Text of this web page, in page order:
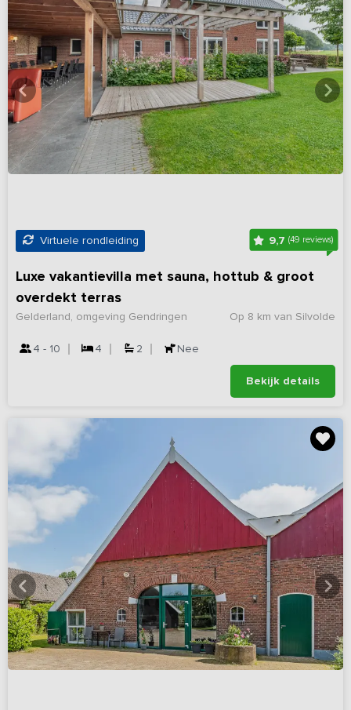
Virtuele rondleiding 9,7(49 reviews)
Luxe vakantievilla met sauna, hottub & groot
overdekt terras
Op 8 km van Silvolde
Gelderland, omgeving Gendringen
4 - 10 4 2 Nee
Bekijk details